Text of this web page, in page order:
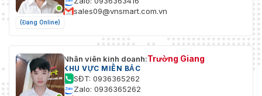
(Đang Online)
sales09@vnsmart.com.vn
Nhân viên kinh doanh:Trường Giang
KHU VỰC MIỀN BẮC
SĐT: 0936365262
Zalo: 0936365262